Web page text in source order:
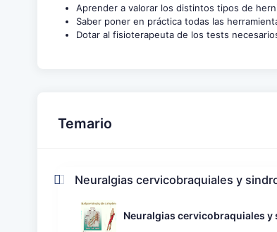
Aprender a valorar los distintos tipos de
Saber poner en práctica todas las
Dotar al fisioterapeuta de los tests
Temario
Neuralgias cervicobraquiales y
Neuralgias cervicobraquiales